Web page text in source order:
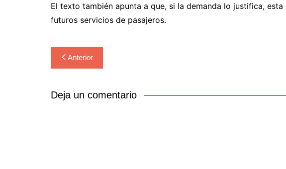
El texto también apunta a que, si la demanda lo justifica,
futuros servicios de pasajeros.
Navegación
de
entradas
Anterior
Deja un comentario